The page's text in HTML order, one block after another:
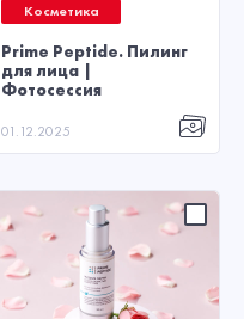
Косметика
Prime Peptide. Пилинг
для лица |
Фотосессия
01.12.2025